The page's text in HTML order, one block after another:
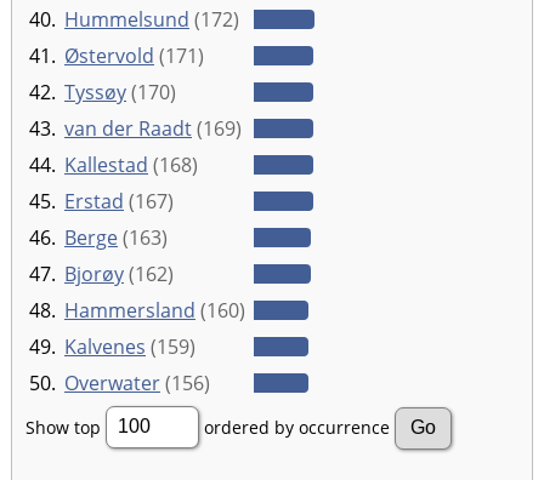
40. Hummelsund (172)
41. Østervold (171)
42. Tyssøy(170)
43. van der Raadt(169)
44. Kallestad (168)
45. Erstad (167)
46. Berge(163)
47. Bjorøy(162)
48. Hammersland (160)
49. Kalvenes (159)
50. Overwater(156)
Show top ordered by occurrence